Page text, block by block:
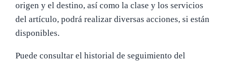
origen y el destino, así como la clase y los servicios
del artículo, podrá realizar diversas acciones, si están
disponibles.
Puede consultar el historial de seguimiento del